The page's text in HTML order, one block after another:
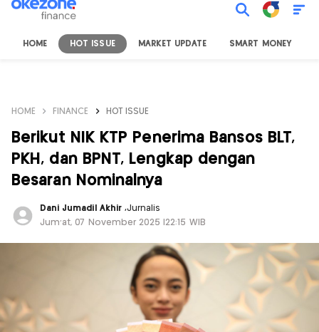
HOME HOT ISSUE MARKET UPDATE SMART MONEY
HOME FINANCE HOT ISSUE
Berikut NIK KTP Penerima Bansos BLT,
PKH, dan BPNT, Lengkap dengan
Besaran Nominalnya
Dani Jumadil Akhir ,Jurnalis
Jum'at, 07 November 2025 |22:15 WIB